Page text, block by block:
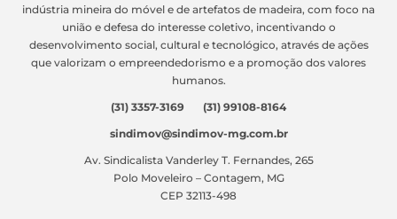
indústria mineira do móvel e de artefatos de madeira, com foco na
união e defesa do interesse coletivo, incentivando o
desenvolvimento social, cultural e tecnológico, através de ações
que valorizam o empreendedorismo e a promoção dos valores
humanos.
(31) 3357-3169 (31) 99108-8164
sindimov@sindimov-mg.com.br
Av. Sindicalista Vanderley T. Fernandes, 265
Polo Moveleiro – Contagem, MG
CEP 32113-498